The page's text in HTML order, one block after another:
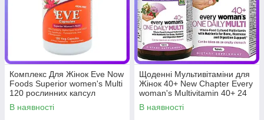
Комплекс Для Жінок Eve Now
Foods Superior women's Multi
120 рослинних капсул
(344878)
В наявності
Щоденні Мультивітаміни для
Жінок 40+ New Chapter Every
woman's Multivitamin 40+ 24
таблетки (345193)
В наявності